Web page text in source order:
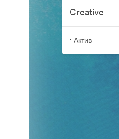
Creative
1 Актив